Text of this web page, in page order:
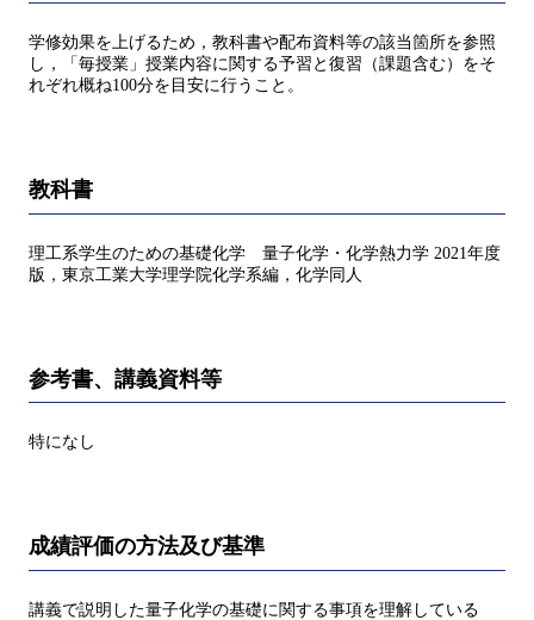
学修効果を上げるため，教科書や配布資料等の該当箇所を参照
し，「毎授業」授業内容に関する予習と復習（課題含む）をそ
れぞれ概ね100分を目安に行うこと。
教科書
理工系学生のための基礎化学 量子化学・化学熱力学 2021年度
版，東京工業大学理学院化学系編，化学同人
参考書、講義資料等
特になし
成績評価の方法及び基準
講義で説明した量子化学の基礎に関する事項を理解している